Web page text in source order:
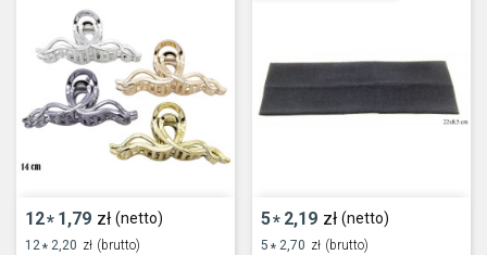
12* 1,79 zł (netto)
12* 2,20 zł (brutto)
5* 2,19 zł (netto)
5 * 2,70 zł (brutto)